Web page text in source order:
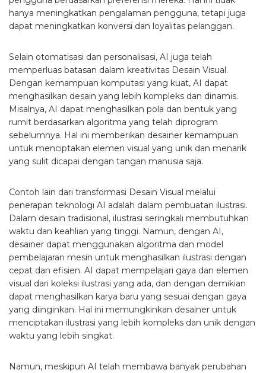
hanya meningkatkan pengalaman pengguna, tetapi juga
dapat meningkatkan konversi dan loyalitas pelanggan.
Selain otomatisasi dan personalisasi, AI juga telah
memperluas batasan dalam kreativitas Desain Visual.
Dengan kemampuan komputasi yang kuat, AI dapat
menghasilkan desain yang lebih kompleks dan dinamis.
Misalnya, AI dapat menghasilkan pola dan bentuk yang
rumit berdasarkan algoritma yang telah diprogram
sebelumnya. Hal ini memberikan desainer kemampuan
untuk menciptakan elemen visual yang unik dan menarik
yang sulit dicapai dengan tangan manusia saja.
Contoh lain dari transformasi Desain Visual melalui
penerapan teknologi AI adalah dalam pembuatan ilustrasi.
Dalam desain tradisional, ilustrasi seringkali membutuhkan
waktu dan keahlian yang tinggi. Namun, dengan AI,
desainer dapat menggunakan algoritma dan model
pembelajaran mesin untuk menghasilkan ilustrasi dengan
cepat dan efisien. AI dapat mempelajari gaya dan elemen
visual dari koleksi ilustrasi yang ada, dan dengan demikian
dapat menghasilkan karya baru yang sesuai dengan gaya
yang diinginkan. Hal ini memungkinkan desainer untuk
menciptakan ilustrasi yang lebih kompleks dan unik dengan
waktu yang lebih singkat.
Namun, meskipun AI telah membawa banyak perubahan